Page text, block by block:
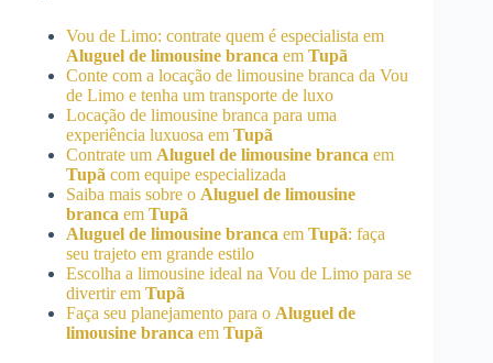
Vou de Limo: contrate quem é especialista em
Aluguel de limousine branca em Tupã
Conte com a locação de limousine branca da Vou
de Limo e tenha um transporte de luxo
Locação de limousine branca para uma
experiência luxuosa em Tupã
Contrate um Aluguel de limousine branca em
Tupã com equipe especializada
Saiba mais sobre o Aluguel de limousine
branca em Tupã
Aluguel de limousine branca em Tupã: faça
seu trajeto em grande estilo
Escolha a limousine ideal na Vou de Limo para se
divertir em Tupã
Faça seu planejamento para o Aluguel de
limousine branca em Tupã